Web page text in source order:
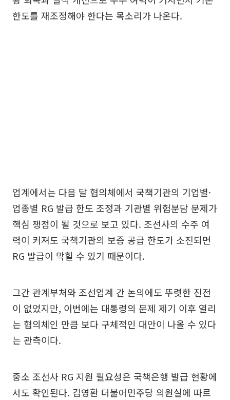
한도를 재조정해야 한다는 목소리가 나온다.
업계에서는 다음 달 협의체에서 국책기관의 기업별·
업종별 RG 발급 한도 조정과 기관별 위험분담 문제가
핵심 쟁점이 될 것으로 보고 있다. 조선사의 수주 여
력이 커져도 국책기관의 보증 공급 한도가 소진되면
RG 발급이 막힐 수 있기 때문이다.
그간 관계부처와 조선업계 간 논의에도 뚜렷한 진전
이 없었지만, 이번에는 대통령의 문제 제기 이후 열리
는 협의체인 만큼 보다 구체적인 대안이 나올 수 있다
는 관측이다.
중소 조선사 RG 지원 필요성은 국책은행 발급 현황에
서도 확인된다. 김영환 더불어민주당 의원실에 따르